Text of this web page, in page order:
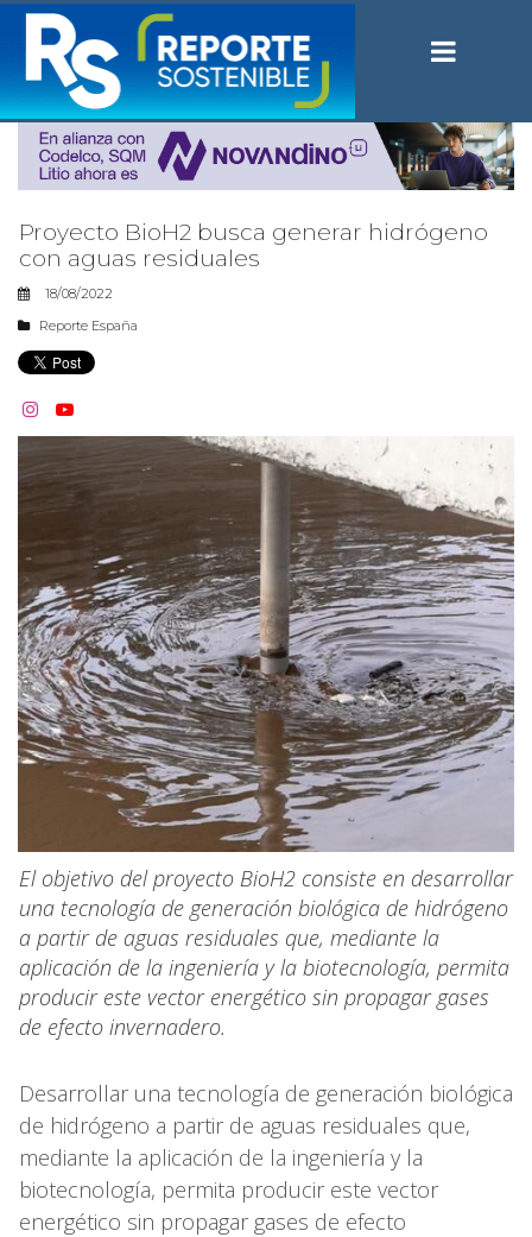
Proyecto BioH2 busca generar hidrógeno
con aguas residuales
18/08/2022
Reporte España
 
El objetivo del proyecto BioH2 consiste en desarrollar
una tecnología de generación biológica de hidrógeno
a partir de aguas residuales que, mediante la
aplicación de la ingeniería y la biotecnología, permita
producir este vector energético sin propagar gases
de efecto invernadero.
Desarrollar una tecnología de generación biológica
de hidrógeno a partir de aguas residuales que,
mediante la aplicación de la ingeniería y la
biotecnología, permita producir este vector
energético sin propagar gases de efecto